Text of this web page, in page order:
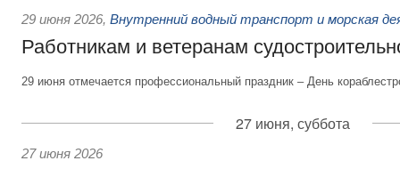
29 июня 2026, Внутренний водный транспорт и морская
Работникам и ветеранам
29 июня отмечается профессиональный праздник – День
27 июня, суббота
27 июня 2026